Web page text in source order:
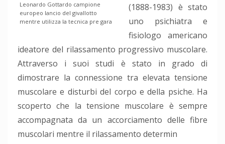
Leonardo Gottardo campione
europeo lancio del givallotto
mentre utilizza la tecnica pre gara
(1888-1983) è stato
uno psichiatra e
fisiologo americano
ideatore del rilassamento progressivo muscolare.
Attraverso i suoi studi è stato in grado di
dimostrare la connessione tra elevata tensione
muscolare e disturbi del corpo e della psiche. Ha
scoperto che la tensione muscolare è sempre
accompagnata da un accorciamento delle fibre
muscolari mentre il rilassamento determin